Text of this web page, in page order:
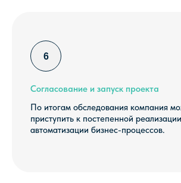
Согласование и запуск проекта
По итогам обследования компания
приступить к постепенной
автоматизации бизнес-процессов.